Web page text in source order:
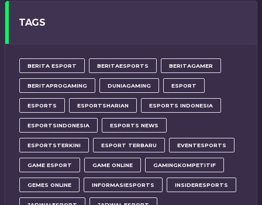
TAGS
BERITA ESPORT BERITAESPORTS BERITAGAMER
BERITAPROGAMING DUNIAGAMING ESPORT
ESPORTS ESPORTSHARIAN ESPORTS INDONESIA
ESPORTSINDONESIA ESPORTS NEWS
ESPORTSTERKINI ESPORT TERBARU EVENTESPORTS
GAME ESPORT GAME ONLINE GAMINGKOMPETITIF
GEMES ONLINE INFORMASIESPORTS INSIDERESPORTS